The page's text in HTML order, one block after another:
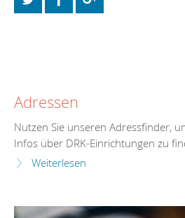
Adressen
Nutzen Sie unseren Adressfinder,
Infos über DRK-Einrichtungen zu
Weiterlesen